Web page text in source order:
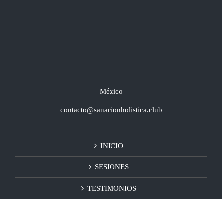
México
contacto@sanacionholistica.club
INICIO
SESIONES
TESTIMONIOS